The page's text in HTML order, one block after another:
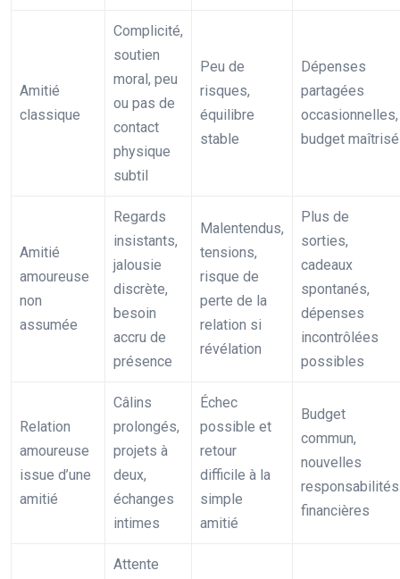
Amitié
classique
Complicité,
soutien
moral, peu
ou pas de
contact
physique
subtil
Peu de
risques,
équilibre
stable
Dépenses
partagées
occasionnelles,
budget maîtrisé
Amitié
amoureuse
non
assumée
Regards
insistants,
jalousie
discrète,
besoin
accru de
présence
Malentendus,
tensions,
risque de
perte de la
relation si
révélation
Plus de
sorties,
cadeaux
spontanés,
dépenses
incontrôlées
possibles
Relation
amoureuse
issue d’une
amitié
Câlins
prolongés,
projets à
deux,
échanges
intimes
Échec
possible et
retour
difficile à la
simple
amitié
Budget
commun,
nouvelles
responsabilités
financières
Attente